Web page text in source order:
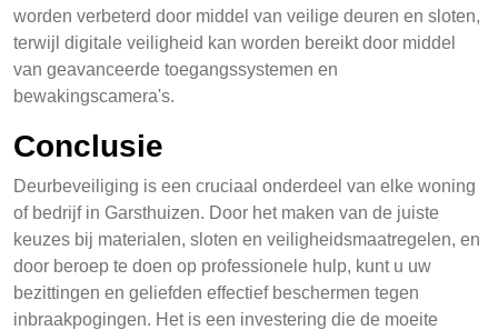
worden verbeterd door middel van veilige deuren en sloten,
terwijl digitale veiligheid kan worden bereikt door middel
van geavanceerde toegangssystemen en
bewakingscamera's.
Conclusie
Deurbeveiliging is een cruciaal onderdeel van elke woning
of bedrijf in Garsthuizen. Door het maken van de juiste
keuzes bij materialen, sloten en veiligheidsmaatregelen, en
door beroep te doen op professionele hulp, kunt u uw
bezittingen en geliefden effectief beschermen tegen
inbraakpogingen. Het is een investering die de moeite